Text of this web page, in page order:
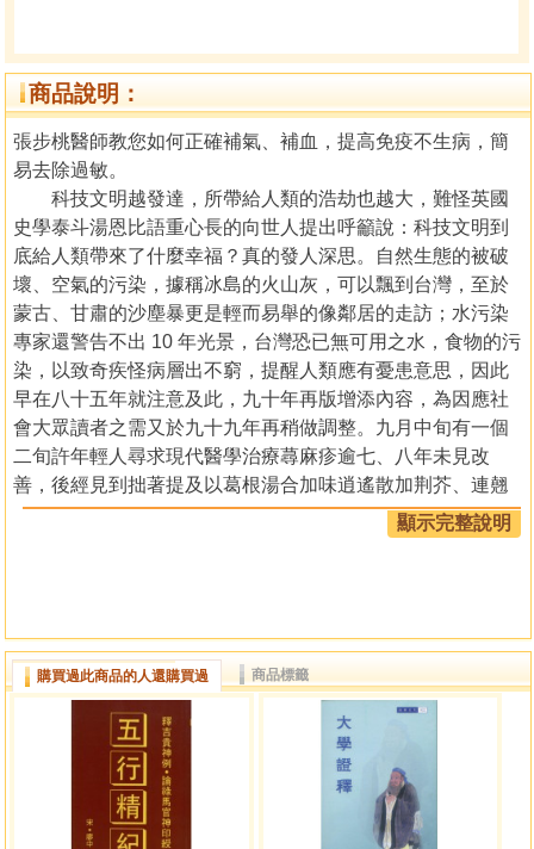
商品說明：
張步桃醫師教您如何正確補氣、補血，提高免疫不生病，簡
易去除過敏。
科技文明越發達，所帶給人類的浩劫也越大，難怪英國
史學泰斗湯恩比語重心長的向世人提出呼籲說：科技文明到
底給人類帶來了什麼幸福？真的發人深思。自然生態的被破
壞、空氣的污染，據稱冰島的火山灰，可以飄到台灣，至於
蒙古、甘肅的沙塵暴更是輕而易舉的像鄰居的走訪；水污染
專家還警告不出 10 年光景，台灣恐已無可用之水，食物的污
染，以致奇疾怪病層出不窮，提醒人類應有憂患意思，因此
早在八十五年就注意及此，九十年再版增添內容，為因應社
會大眾讀者之需又於九十九年再稍做調整。九月中旬有一個
二旬許年輕人尋求現代醫學治療蕁麻疹逾七、八年未見改
善，後經見到拙著提及以葛根湯合加味逍遙散加荆芥、連翹
等五日而愈是徵老祖宗之智慧，經驗不容忽視也！顯示完整說明
購買過此商品的人還購買過 商品標籤